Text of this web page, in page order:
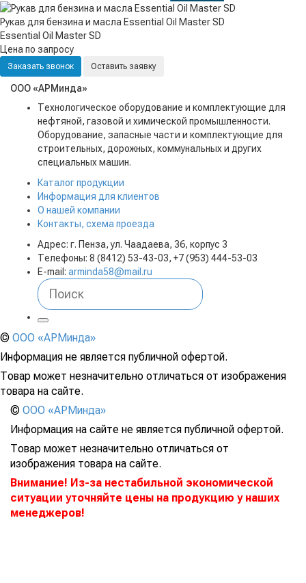
Рукав для бензина и масла Essential Oil Master SD
Essential Oil Master SD
Цена по запросу
Заказать звонок Оставить заявку
ООО «АРМинда»
Технологическое оборудование и комплектующие для
нефтяной, газовой и химической промышленности.
Оборудование, запасные части и комплектующие для
строительных, дорожных, коммунальных и других
специальных машин.
Каталог продукции
Информация для клиентов
О нашей компании
Контакты, схема проезда
Адрес: г. Пенза, ул. Чаадаева, 36, корпус 3
Телефоны: 8 (8412) 53-43-03, +7 (953) 444-53-03
E-mail: arminda58@mail.ru
© ООО «АРМинда»
Информация не является публичной офертой.
Товар может незначительно отличаться от изображения
товара на сайте.
© ООО «АРМинда»
Информация на сайте не является публичной офертой.
Товар может незначительно отличаться от
изображения товара на сайте.
Внимание! Из-за нестабильной экономической
ситуации уточняйте цены на продукцию у наших
менеджеров!